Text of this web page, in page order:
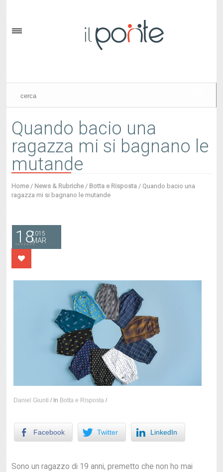
Quando bacio una
ragazza mi si bagnano le
mutande
Home / News & Rubriche / Botta e Risposta / Quando bacio una
ragazza mi si bagnano le mutande
182015
MAR
Daniel Giunti / In Botta e Risposta /
Facebook Twitter LinkedIn
Sono un ragazzo di 19 anni, premetto che non ho mai